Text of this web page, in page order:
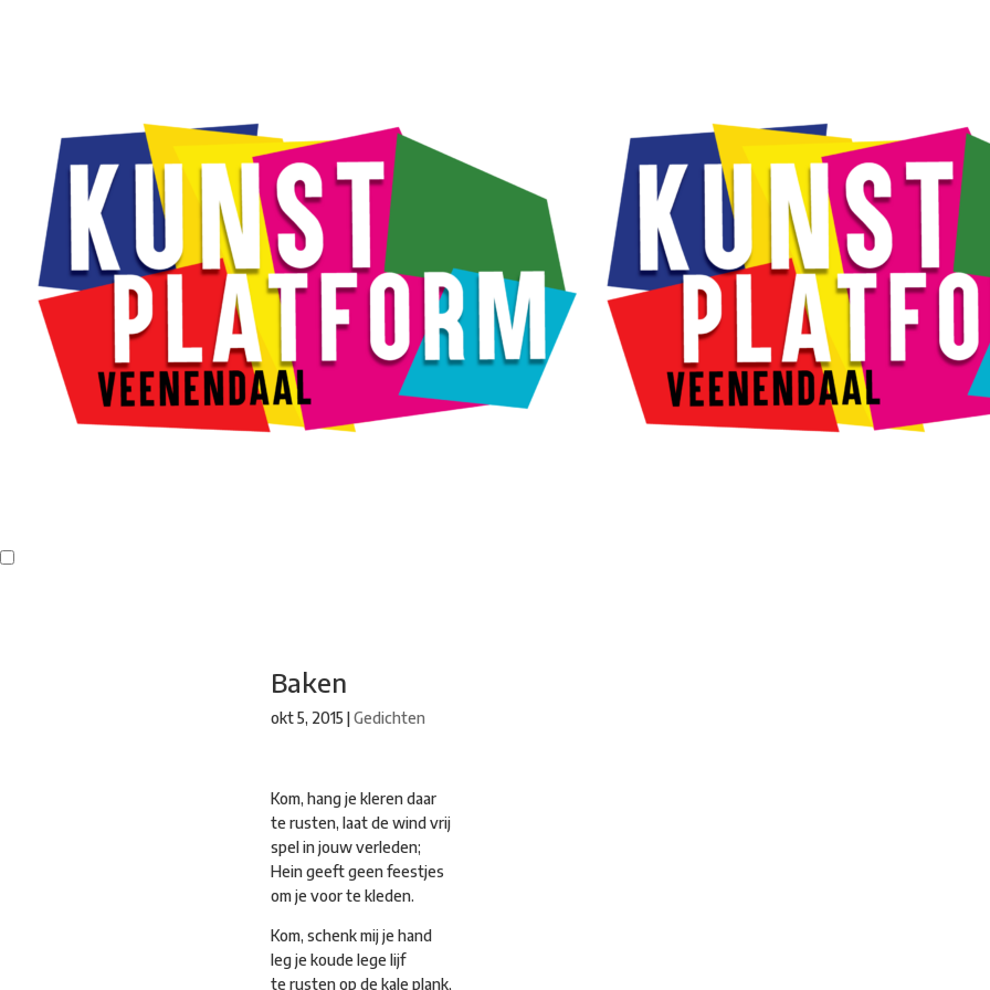
Baken
okt 5, 2015 |Gedichten
Kom, hang je kleren daar
te rusten, laat de wind vrij
spel in jouw verleden;
Hein geeft geen feestjes
om je voor te kleden.
Kom, schenk mij je hand
leg je koude lege lijf
te rusten op de kale plank,